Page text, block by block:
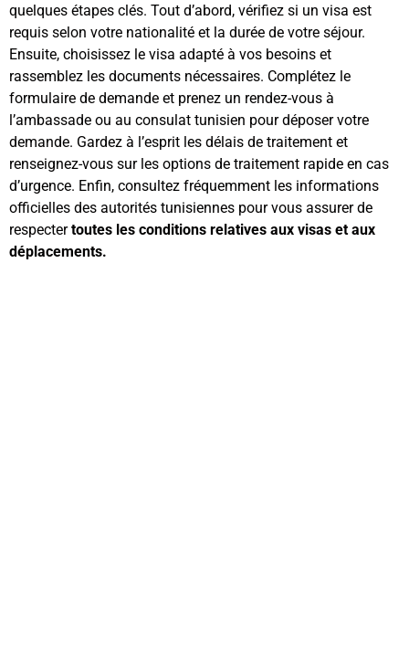
quelques étapes clés. Tout d’abord, vérifiez si un visa est
requis selon votre nationalité et la durée de votre séjour.
Ensuite, choisissez le visa adapté à vos besoins et
rassemblez les documents nécessaires. Complétez le
formulaire de demande et prenez un rendez-vous à
l’ambassade ou au consulat tunisien pour déposer votre
demande. Gardez à l’esprit les délais de traitement et
renseignez-vous sur les options de traitement rapide en cas
d’urgence. Enfin, consultez fréquemment les informations
officielles des autorités tunisiennes pour vous assurer de
respectertoutes les conditions relatives aux visas et aux
déplacements.